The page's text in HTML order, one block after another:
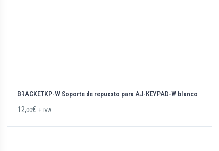
BRACKETKP-W Soporte de repuesto para AJ-KEYPAD-W blanco
12,00€ + IVA